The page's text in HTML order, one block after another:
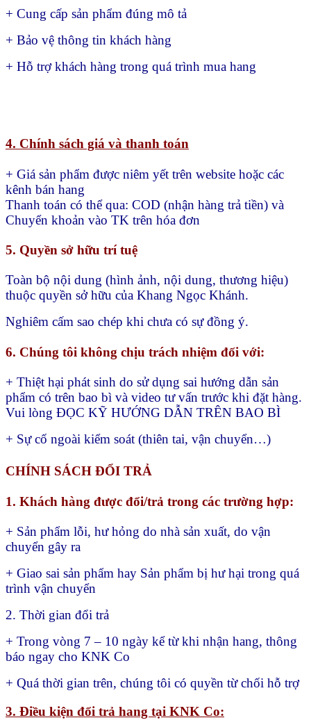
+ Cung cấp sản phẩm đúng mô tả
+ Bảo vệ thông tin khách hàng
+ Hỗ trợ khách hàng trong quá trình mua hang
4. Chính sách giá và thanh toán
+ Giá sản phẩm được niêm yết trên website hoặc các
kênh bán hang
Thanh toán có thể qua: COD (nhận hàng trả tiền) và
Chuyển khoản vào TK trên hóa đơn
5. Quyền sở hữu trí tuệ
Toàn bộ nội dung (hình ảnh, nội dung, thương hiệu)
thuộc quyền sở hữu của Khang Ngọc Khánh.
Nghiêm cấm sao chép khi chưa có sự đồng ý.
6. Chúng tôi không chịu trách nhiệm đối với:
+ Thiệt hại phát sinh do sử dụng sai hướng dẫn sản
phẩm có trên bao bì và video tư vấn trước khi đặt hàng.
Vui lòng ĐỌC KỸ HƯỚNG DẪN TRÊN BAO BÌ
+ Sự cố ngoài kiểm soát (thiên tai, vận chuyển…)
CHÍNH SÁCH ĐỔI TRẢ
1. Khách hàng được đổi/trả trong các trường hợp:
+ Sản phẩm lỗi, hư hỏng do nhà sản xuất, do vận
chuyển gây ra
+ Giao sai sản phẩm hay Sản phẩm bị hư hại trong quá
trình vận chuyển
2. Thời gian đổi trả
+ Trong vòng 7 – 10 ngày kể từ khi nhận hang, thông
báo ngay cho KNK Co
+ Quá thời gian trên, chúng tôi có quyền từ chối hỗ trợ
3. Điều kiện đổi trả hang tại KNK Co: